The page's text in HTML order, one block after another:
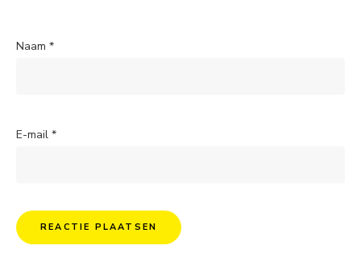
Naam *
E-mail *